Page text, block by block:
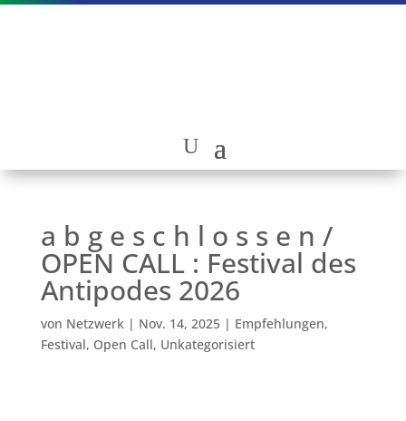
a b g e s c h l o s s e n /
OPEN CALL : Festival des
Antipodes 2026
von Netzwerk| Nov. 14, 2025| Empfehlungen,
Festival, Open Call, Unkategorisiert